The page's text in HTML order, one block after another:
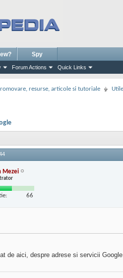
Forum Actions Quick Links
Spy
resurse, articole si tutoriale Utile
Mezei
66
de aici, despre adrese si servicii